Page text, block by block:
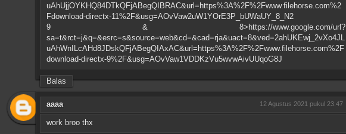
uAhUjjOYKHQ84DTkQFjABegQIBRAC&url=https%3A%2F%2Fwww.filehorse.com%2
Fdownload-directx-11%2F&usg=AOvVaw2uW1YOrE3P_bUWaUY_8_N2
9 & 8>https://www.google.com/url?
sa=t&rct=j&q=&esrc=s&source=web&cd=&cad=rja&uact=8&ved=2ahUKEwj_2vXo4JL
uAhWnILcAHd8JDskQFjABegQIAxAC&url=https%3A%2F%2Fwww.filehorse.com%2F
download-directx-9%2F&usg=AOvVaw1VDDKzVu5wvwAivUUqoG8J
Balas
aaaa 12 Agustus 2021 pukul 23.47
work broo thx